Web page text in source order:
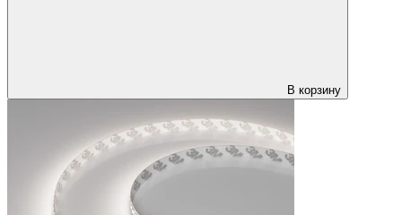
В корзину